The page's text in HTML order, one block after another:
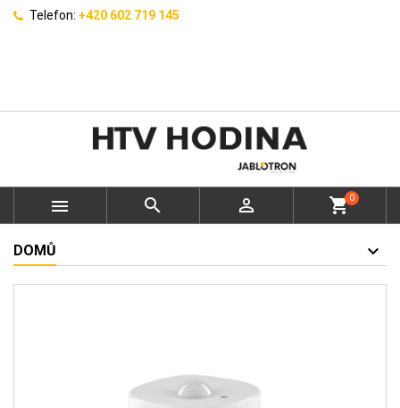
Telefon: +420 602 719 145
   shopping_cart0
DOMŮ